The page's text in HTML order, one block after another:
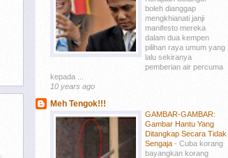
boleh dianggap
mengkhianati janji
manifesto mereka
dalam dua kempen
pilihan raya umum yang
lalu sekiranya
pemberian air percuma
kepada ...
10 years ago
Meh Tengok!!!
GAMBAR-GAMBAR:
Gambar Hantu Yang
Ditangkap Secara Tidak
Sengaja - Cuba korang
bayangkan korang